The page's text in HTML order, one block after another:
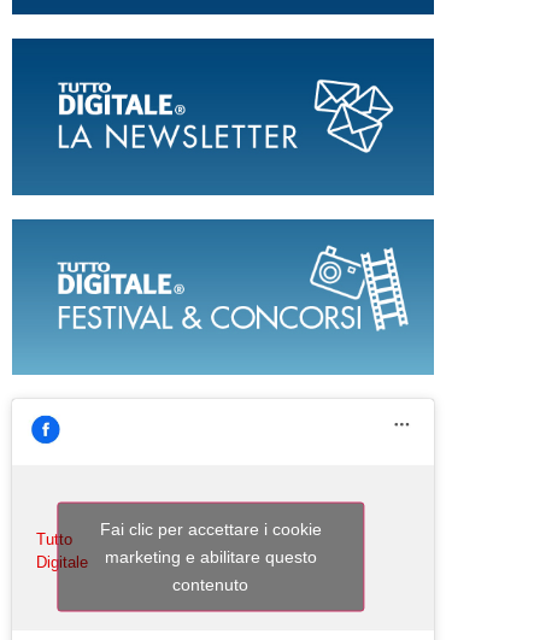
Tutto
Digitale
Fai clic per accettare i cookie
marketing e abilitare questo
contenuto